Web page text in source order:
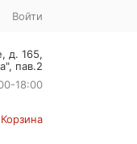
Войти
д. 165,
пав.2
18:00
Корзина